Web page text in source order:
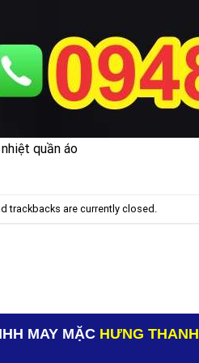
quần áo
trackbacks are currently closed.
MAY MẶC HƯNG THANH